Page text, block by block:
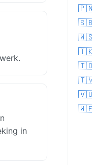
in
🇵🇳
🇸🇧
🇼🇸
🇹🇰
🇹🇴
🇹🇻
🇻🇺
🇼🇫